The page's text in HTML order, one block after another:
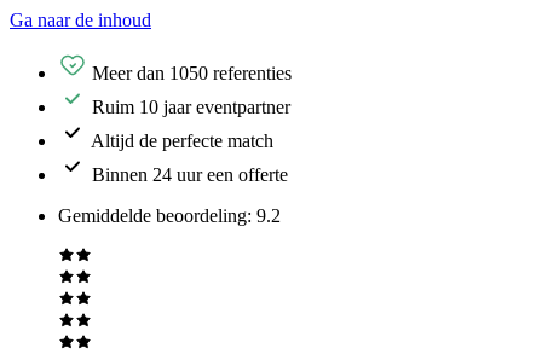
Ga naar de inhoud
Meer dan 1050 referenties
Ruim 10 jaar eventpartner
Altijd de perfecte match
Binnen 24 uur een offerte
Gemiddelde beoordeling: 9.2